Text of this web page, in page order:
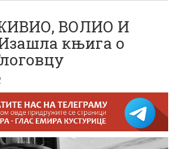
ВОЛИО И
књига о